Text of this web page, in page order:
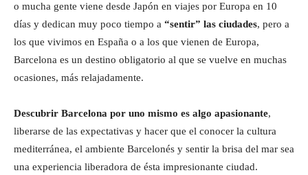
o mucha gente viene desde Japón en viajes por Europa en 10
días y dedican muy poco tiempo a “sentir” las ciudades, pero a
los que vivimos en España o a los que vienen de Europa,
Barcelona es un destino obligatorio al que se vuelve en muchas
ocasiones, más relajadamente.
Descubrir Barcelona por uno mismo es algo apasionante,
liberarse de las expectativas y hacer que el conocer la cultura
mediterránea, el ambiente Barcelonés y sentir la brisa del mar sea
una experiencia liberadora de ésta impresionante ciudad.